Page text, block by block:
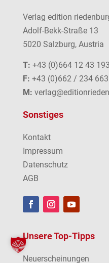
Verlag edition
Adolf-Bekk-Straße 13
5020 Salzburg, Austria
T: +43 (0)664 12 43 193
F: +43 (0)662 / 234
M:
Sonstiges
Kontakt
Impressum
Datenschutz
AGB
Unsere Top-Tipps
Neuerscheinungen